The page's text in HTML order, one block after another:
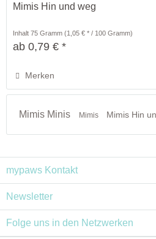
Mimis Hin und weg
Inhalt75 Gramm(1,05 € * / 100 Gramm)
ab 0,79 € *
Merken
Mimis Minis Mimis Mimis Hin
mypaws Kontakt
Newsletter
Folge uns in den Netzwerken